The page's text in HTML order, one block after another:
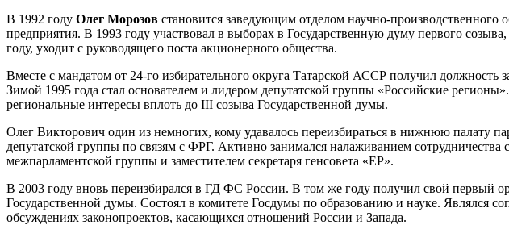
В 1992 году Олег Морозов становится заведующим отделом научно-производственного
предприятия. В 1993 году участвовал в выборах в Государственную думу первого
году, уходит с руководящего поста акционерного общества.
Вместе с мандатом от 24-го избирательного округа Татарской АССР получил
Зимой 1995 года стал основателем и лидером депутатской группы «Российские
региональные интересы вплоть до III созыва Государственной думы.
Олег Викторович один из немногих, кому удавалось переизбираться в нижнюю палату
депутатской группы по связям с ФРГ. Активно занимался налаживанием
межпарламентской группы и заместителем секретаря генсовета «ЕР».
В 2003 году вновь переизбирался в ГД ФС России. В том же году получил свой первый
Государственной думы. Состоял в комитете Госдумы по образованию и науке. Являлся
обсуждениях законопроектов, касающихся отношений России и Запада.